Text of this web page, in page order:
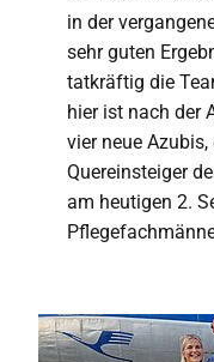
in der
sehr guten
tatkräftig die
hier ist nach der
vier neue
Quereinsteiger
am heutigen 2.